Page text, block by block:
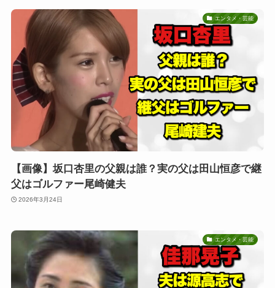
エンタメ・芸能
【画像】坂口杏里の父親は誰？実の父は田山恒彦で継
父はゴルファー尾崎健夫
2026年3月24日
エンタメ・芸能